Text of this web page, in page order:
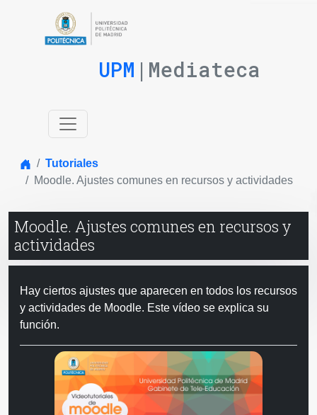
UPM |Mediateca
Inicio
Tutoriales
Moodle. Ajustes comunes en recursos y actividades
Moodle. Ajustes comunes en recursos y
actividades
Hay ciertos ajustes que aparecen en todos los recursos
y actividades de Moodle. Este vídeo se explica su
función.